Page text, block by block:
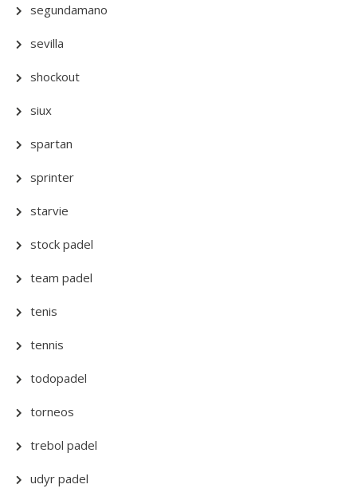
segundamano
sevilla
shockout
siux
spartan
sprinter
starvie
stock padel
team padel
tenis
tennis
todopadel
torneos
trebol padel
udyr padel